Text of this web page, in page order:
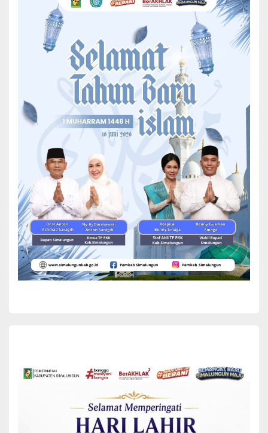
Terfavorit melalui Polling Sosmed berdasarkan hasil Voting diraih
oleh Tigaraja Fam dengan hadiah sebesar 2.5 juta rupiah.